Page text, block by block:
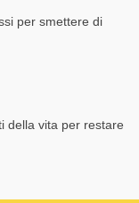
per smettere di
della vita per restare